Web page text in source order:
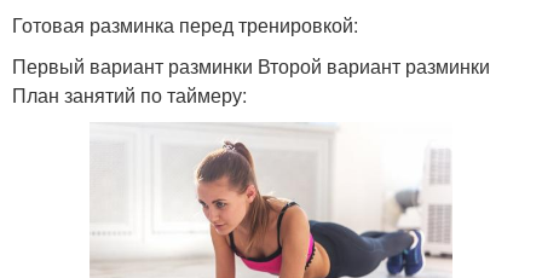
Готовая разминка перед тренировкой:
Первый вариант разминки Второй вариант разминки
План занятий по таймеру: